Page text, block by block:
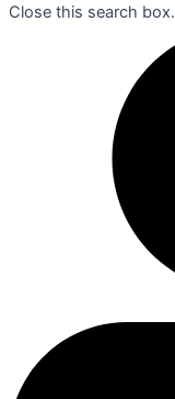
Close this search box.